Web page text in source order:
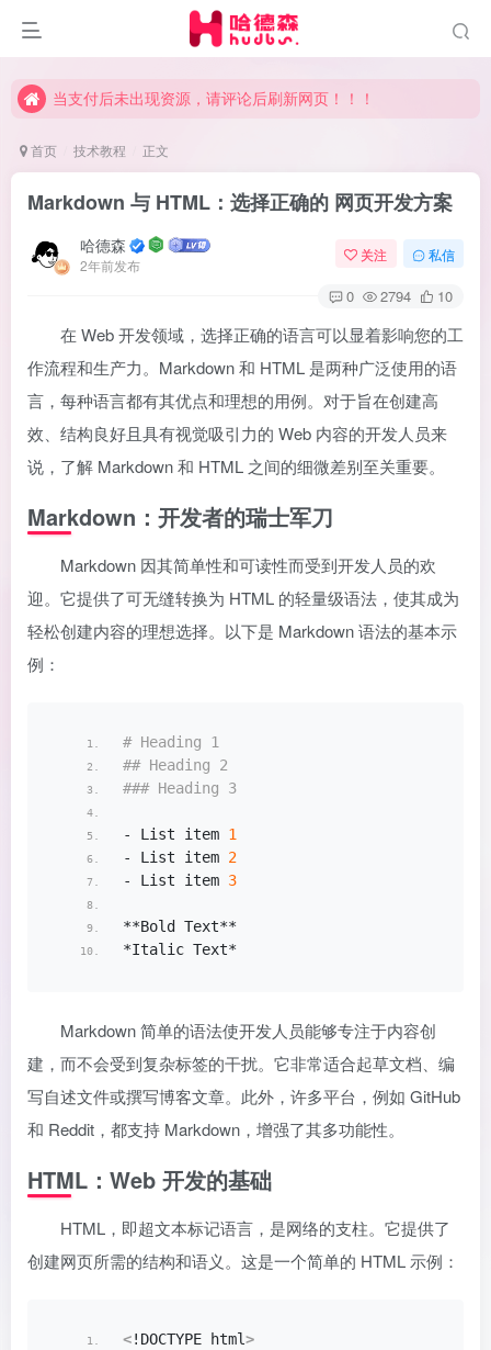
当支付后未出现资源，请评论后刷新网页！！！
当支付后未出现资源，请评论后刷新网页！！！
当支付后未出现资源，请评论后刷新网页！！！
首页 技术教程 正文
Markdown 与 HTML：选择正确的 网页开发方案
哈德森
2年前发布
关注 私信
0 2794 10
在 Web 开发领域，选择正确的语言可以显着影响您的工
作流程和生产力。Markdown 和 HTML 是两种广泛使用的语
言，每种语言都有其优点和理想的用例。对于旨在创建高
效、结构良好且具有视觉吸引力的 Web 内容的开发人员来
说，了解 Markdown 和 HTML 之间的细微差别至关重要。
Markdown：开发者的瑞士军刀
Markdown 因其简单性和可读性而受到开发人员的欢
迎。它提供了可无缝转换为 HTML 的轻量级语法，使其成为
轻松创建内容的理想选择。以下是 Markdown 语法的基本示
例：
# Heading 1
## Heading 2
### Heading 3
- List item 1
- List item 2
- List item 3
**Bold Text**
*Italic Text*
Markdown 简单的语法使开发人员能够专注于内容创
建，而不会受到复杂标签的干扰。它非常适合起草文档、编
写自述文件或撰写博客文章。此外，许多平台，例如 GitHub
和 Reddit，都支持 Markdown，增强了其多功能性。
HTML：Web 开发的基础
HTML，即超文本标记语言，是网络的支柱。它提供了
创建网页所需的结构和语义。这是一个简单的 HTML 示例：
<!DOCTYPE html>